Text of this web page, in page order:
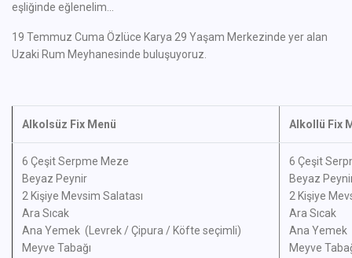
eşliğinde eğlenelim...
19 Temmuz Cuma Özlüce Karya 29 Yaşam Merkezinde yer alan
Uzaki Rum Meyhanesinde buluşuyoruz.
Alkolsüz Fix Menü Alkollü Fix
6 Çeşit Serpme Meze
Beyaz Peynir
2 Kişiye Mevsim Salatası
Ara Sıcak
Ana Yemek (Levrek / Çipura / Köfte seçimli)
Meyve Tabağı
6 Çeşit
Beyaz
2 Kişiye
Ara Sıcak
Ana Yemek
Meyve